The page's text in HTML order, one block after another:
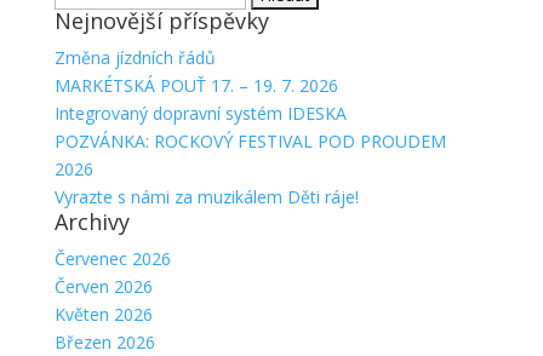
Nejnovější příspěvky
Změna jízdních řádů
MARKÉTSKÁ POUŤ 17. – 19. 7. 2026
Integrovaný dopravní systém IDESKA
POZVÁNKA: ROCKOVÝ FESTIVAL POD PROUDEM
2026
Vyrazte s námi za muzikálem Děti ráje!
Archivy
Červenec 2026
Červen 2026
Květen 2026
Březen 2026